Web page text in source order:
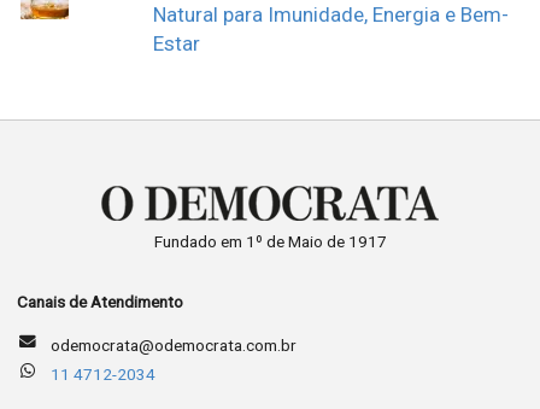
Natural para Imunidade, Energia e Bem-
Estar
Fundado em 1º de Maio de 1917
Canais de Atendimento
odemocrata@odemocrata.com.br
11 4712-2034